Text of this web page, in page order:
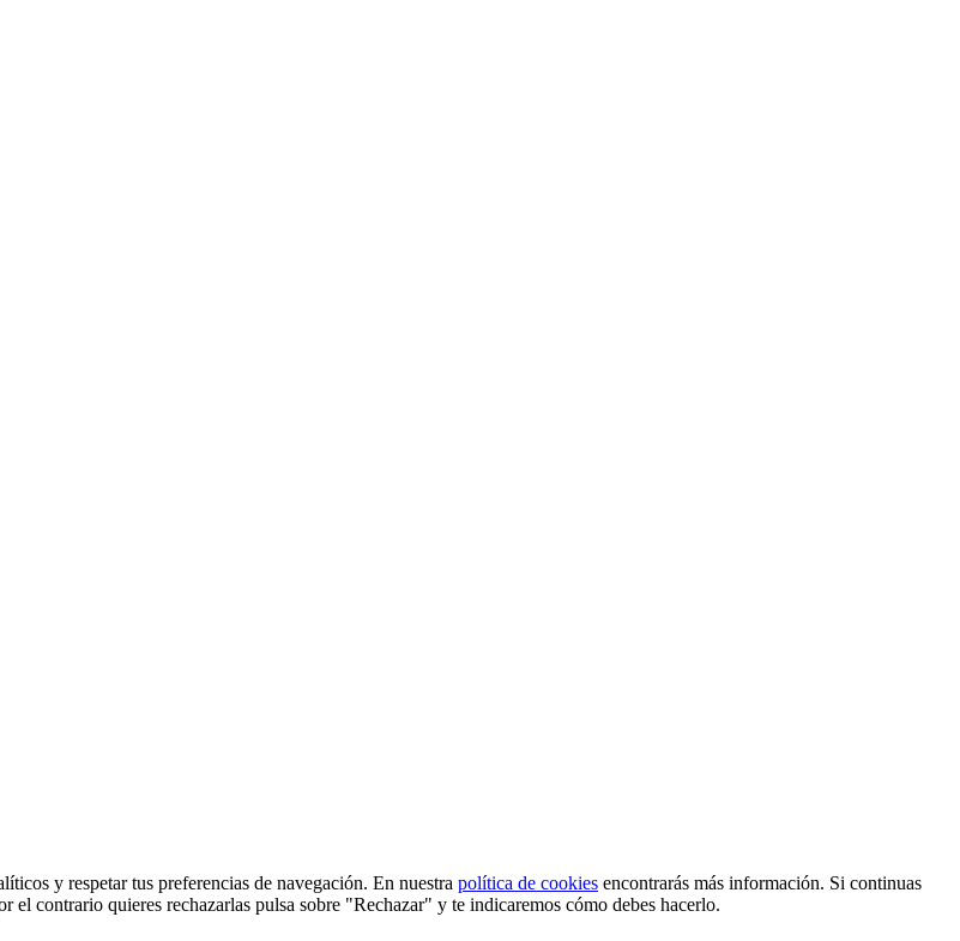
y respetar tus preferencias de navegación. En nuestra política de cookies encontrarás más información. Si continuas
contrario quieres rechazarlas pulsa sobre "Rechazar" y te indicaremos cómo debes hacerlo.